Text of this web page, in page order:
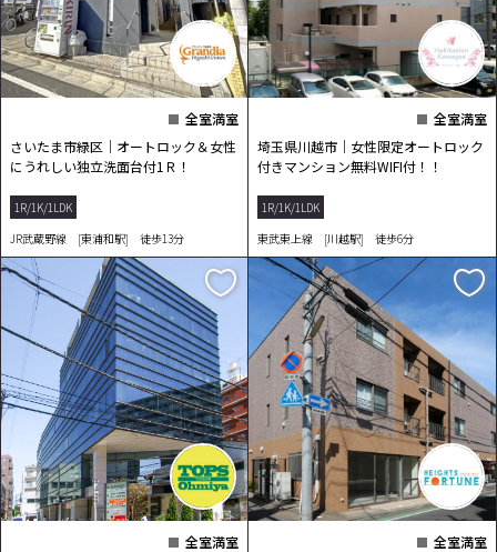
全室満室
さいたま市緑区｜オートロック＆女性
にうれしい独立洗面台付1Ｒ！
1R/1K/1LDK
JR武蔵野線 [東浦和駅] 徒歩13分
全室満室
埼玉県川越市｜女性限定オートロック
付きマンション無料WIFI付！！
1R/1K/1LDK
東武東上線 [川越駅] 徒歩6分
全室満室
全室満室